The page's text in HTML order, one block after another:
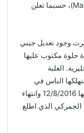
تلك هي القيم الثلاث التي تتبعها (Maxim`s)، حسبما تعلن
وجود تعديل جيني
حلوة مكتوب عليها
العلبة
علبة استهلكها الناس في
الأردن، لا تحمل رقم شحنة، وتاريخ إنتاجها 12/8/2016 وانتهاء
البيان الجمركي الذي اطلع